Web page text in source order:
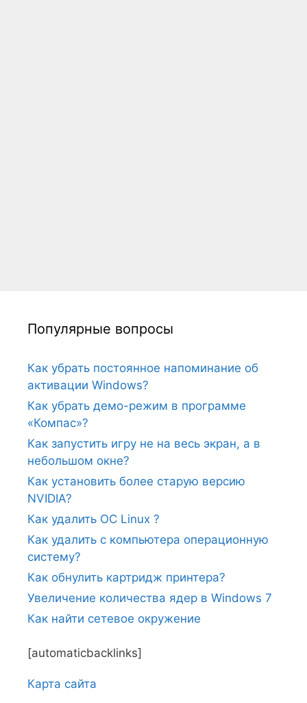
Популярные вопросы
Как убрать постоянное напоминание об
активации Windows?
Как убрать демо-режим в программе
«Компас»?
Как запустить игру не на весь экран, а в
небольшом окне?
Как установить более старую версию
NVIDIA?
Как удалить ОС Linux ?
Как удалить с компьютера операционную
систему?
Как обнулить картридж принтера?
Увеличение количества ядер в Windows 7
Как найти сетевое окружение
[automaticbacklinks]
Карта сайтa